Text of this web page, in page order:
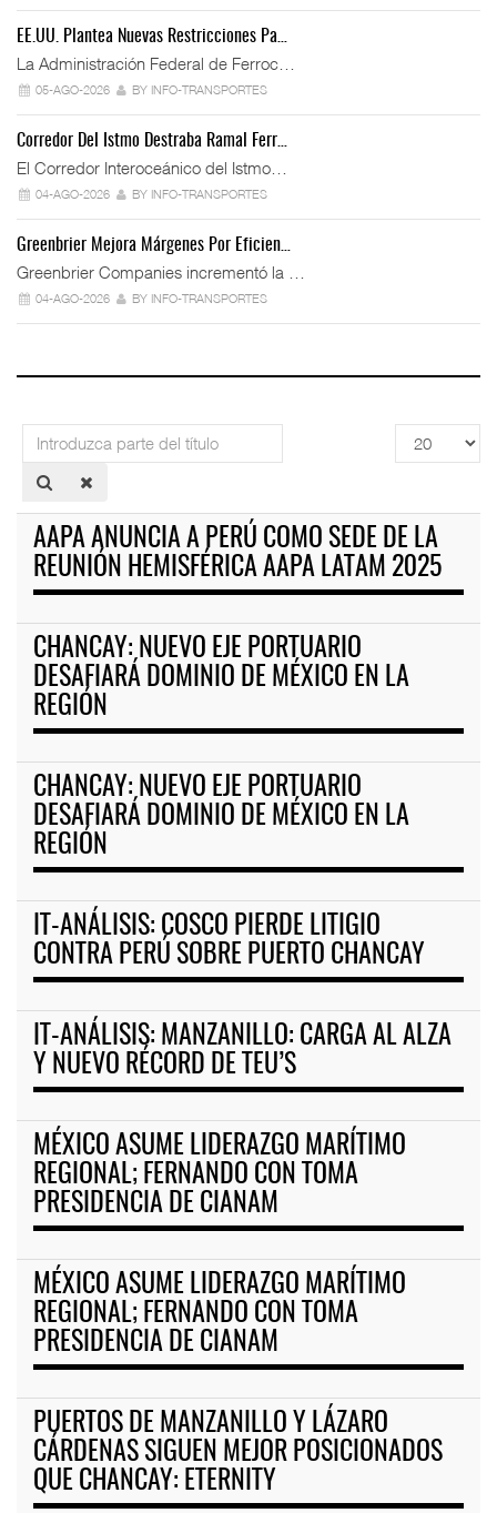
EE.UU. Plantea Nuevas Restricciones Pa…
La Administración Federal de Ferroc…
05-AGO-2026 BY INFO-TRANSPORTES
Corredor Del Istmo Destraba Ramal Ferr…
El Corredor Interoceánico del Istmo…
04-AGO-2026 BY INFO-TRANSPORTES
Greenbrier Mejora Márgenes Por Eficien…
Greenbrier Companies incrementó la …
04-AGO-2026 BY INFO-TRANSPORTES
Introduzca
parte
del
Cantidad
a
AAPA ANUNCIA A PERÚ COMO SEDE DE LA
REUNIÓN HEMISFÉRICA AAPA LATAM 2025
CHANCAY: NUEVO EJE PORTUARIO
DESAFIARÁ DOMINIO DE MÉXICO EN LA
REGIÓN
CHANCAY: NUEVO EJE PORTUARIO
DESAFIARÁ DOMINIO DE MÉXICO EN LA
REGIÓN
IT-ANÁLISIS: COSCO PIERDE LITIGIO
CONTRA PERÚ SOBRE PUERTO CHANCAY
IT-ANÁLISIS: MANZANILLO: CARGA AL ALZA
Y NUEVO RÉCORD DE TEU’S
MÉXICO ASUME LIDERAZGO MARÍTIMO
REGIONAL; FERNANDO CON TOMA
PRESIDENCIA DE CIANAM
MÉXICO ASUME LIDERAZGO MARÍTIMO
REGIONAL; FERNANDO CON TOMA
PRESIDENCIA DE CIANAM
PUERTOS DE MANZANILLO Y LÁZARO
CÁRDENAS SIGUEN MEJOR POSICIONADOS
QUE CHANCAY: ETERNITY